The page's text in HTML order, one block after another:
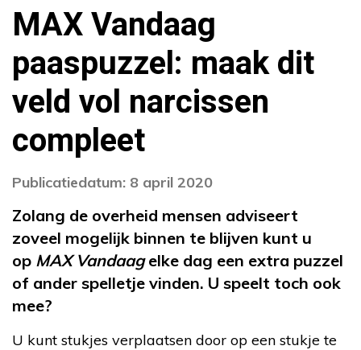
MAX Vandaag
paaspuzzel: maak dit
veld vol narcissen
compleet
Publicatiedatum: 8 april 2020
Zolang de overheid mensen adviseert
zoveel mogelijk binnen te blijven kunt u
op MAX Vandaagelke dag een extra puzzel
of ander spelletje vinden. U speelt toch ook
mee?
U kunt stukjes verplaatsen door op een stukje te